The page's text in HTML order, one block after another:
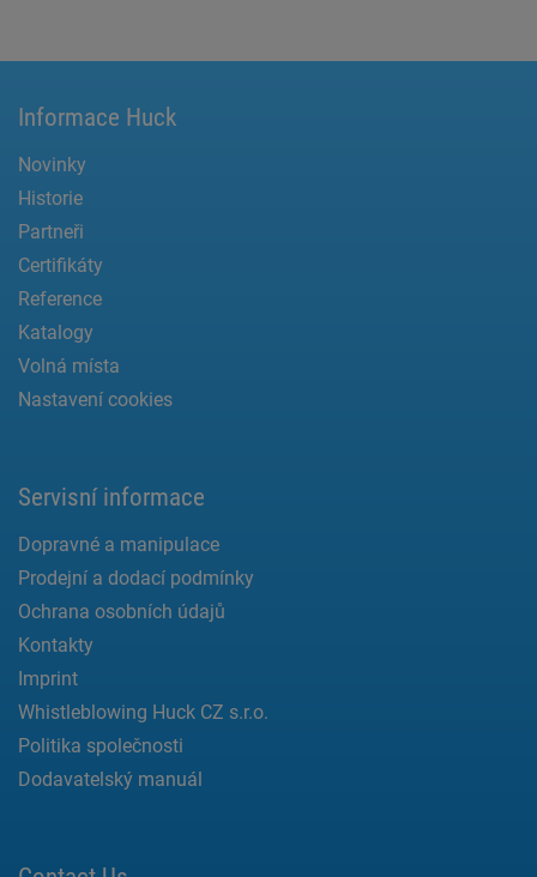
Informace Huck
Novinky
Historie
Partneři
Certifikáty
Reference
Katalogy
Volná místa
Nastavení cookies
Servisní informace
Dopravné a manipulace
Prodejní a dodací podmínky
Ochrana osobních údajů
Kontakty
Imprint
Whistleblowing Huck CZ s.r.o.
Politika společnosti
Dodavatelský manuál